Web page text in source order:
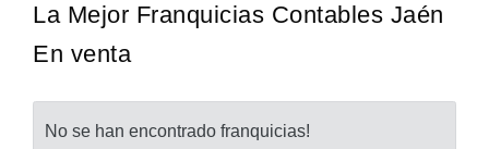
La Mejor Franquicias Contables Jaén
En venta
No se han encontrado franquicias!